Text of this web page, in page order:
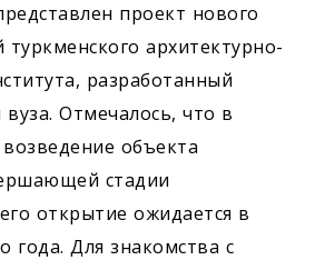
проект нового
туркменского архитектурно-
разработанный
Отмечалось, что в
объекта
стадии
открытие ожидается в
года. Для знакомства с